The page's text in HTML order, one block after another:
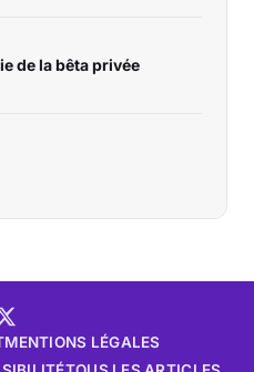
de la bêta privée
MENTIONS LÉGALES